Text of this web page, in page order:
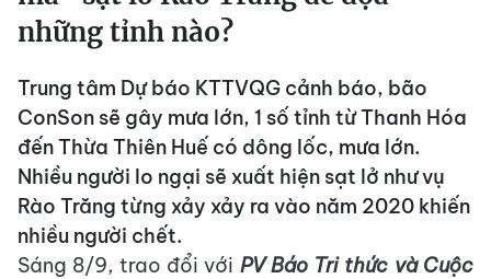
những tỉnh nào?
Trung tâm Dự báo KTTVQG cảnh báo, bão
ConSon sẽ gây mưa lớn, 1 số tỉnh từ Thanh Hóa
đến Thừa Thiên Huế có dông lốc, mưa lớn.
Nhiều người lo ngại sẽ xuất hiện sạt lở như vụ
Rào Trăng từng xảy xảy ra vào năm 2020 khiến
nhiều người chết.
Sáng 8/9, trao đổi với PV Báo Tri thức và Cuộc